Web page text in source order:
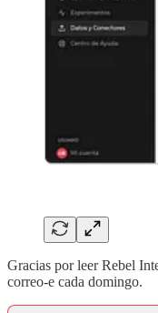
Gracias por leer Rebel
correo-e cada domingo.